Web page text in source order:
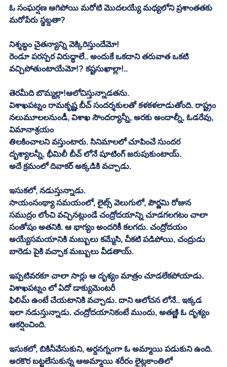
ఓ సంఘర్షణ ఆగిపోయి మరోటి మెుదలయ్యే మధ్యలోని ప్రశాంతతకు
మరోపేరు స్థబ్దతా?
నిశ్శబ్ధం చైతన్యాన్ని వెక్కిరిస్తుందేమో!
రెండూ పరస్పర విరుధ్ధాలే.. అందుకే ఒకదాని తరువాత ఒకటి
వచ్చిపోతుంటాయేమో!? కష్టసుఖాల్లా!..
తెరమీది బొమ్మల్లా!ఆలోచిస్తున్నాడతను.
విశాఖపట్నం రామకృష్ణ బీచ్ సందర్శకులతో కళకళలాడుతోంది. రాష్ట్రం
నలుమూలలనుండీ, విశాఖ సౌందర్యాన్నీ, అరకు అందాల్నీ, ఓడరేవు,
విమానాశ్రయం
తిలకించాలని వస్తుంటారు. సినిమాలలో చూపించే సుందర
దృశ్యాలన్నీ, భీమిలీ బీచ్ లోనే షూటింగ్ జరుపుకుంటాయ్.
అదే క్రమంలో దివాకర్ అక్కడికి వచ్చాడు.
ఇసుకలో, నడుస్తున్నాడు.
సాయంసంథ్యా సమయంలో, లైట్స్ వెలుగులో, పౌర్ణమి రోజున
సముద్రం లోంచి వచ్చినట్లుండే చంద్రోదయాన్ని చూడగలగటం చాలా
సంతోషం అతనికి. ఆ భాగ్యం అందరికీ కలగదు. చంద్రోదయం
అయ్యేసమయానికి మబ్బులు కమ్మేసి, చీకటి పడిపోయి, చంద్రుడు
బారెడు పైకి వచ్చాక మబ్బులు వీడతాయ్.
ఇప్పటివరకూ చాలా సార్లు ఆ దృశ్యం మాత్రం చూడలేకపోయాడు.
విశాఖపట్నం లో ఏదో డాక్యుమెంటరీ
ఫిలిమ్ ఉంటే చేయటానికి వచ్చాడు. దాని ఆలోచన లోనే.. ఇక్కడ
ఇలా నడుస్తున్నాడు. చంద్రోదయానికంటే ముందు, అతణ్ణి ఓ దృశ్యం
ఆకర్షించింది.
ఇసుకలో, బికినీవేసుకుని, అర్దనగ్నంగా ఓ అమ్మాయి పడుకుని ఉంది.
అరకొర బట్టలేసుకున్న ఆఅమ్మాయి శరీరం లైట్లకాంతిలో